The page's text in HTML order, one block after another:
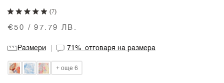
(7)
€50 / 97.79 ЛВ.
Размери 71%отговаря на размера
+ още 6